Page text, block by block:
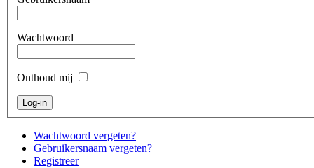
Wachtwoord
Onthoud mij
Wachtwoord vergeten?
Gebruikersnaam vergeten?
Registreer